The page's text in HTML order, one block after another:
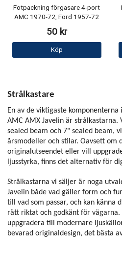
Fotpackning förgasare 4-port
AMC 1970-72, Ford 1957-72
50 kr
Köp
Strålkastare
En av de viktigaste komponenterna
AMC AMX Javelin är
sealed beam och 7" sealed beam,
årsmodeller och stilar. Oavsett om
originalutseendet eller vill
ljusstyrka, finns det alternativ för
Strålkastarna vi säljer är noga
Javelin både vad gäller form och
till vad som passar, och kan känna
rätt riktat och godkänt för
uppgradera till modernare
bevarad originaldesign, det bästa